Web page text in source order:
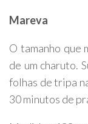
Mareva
O tamanho que
de um charuto.
folhas de tripa
30 minutos de